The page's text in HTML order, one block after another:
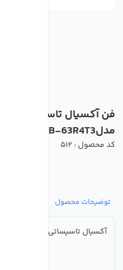
فن آکسیال تاسیساتی
مدلVIB-63R4T3
کد محصول : 512
توضیحات محصول
آکسیال تاسیساتی